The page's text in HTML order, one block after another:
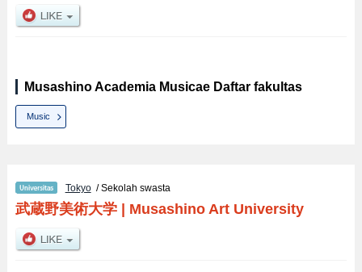
Musashino Academia Musicae Daftar fakultas
Music
Tokyo/ Sekolah swasta
武蔵野美術大学| Musashino Art University